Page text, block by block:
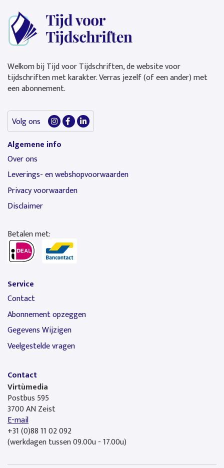
Welkom bij Tijd voor Tijdschriften, de website voor
tijdschriften met karakter. Verras jezelf (of een ander) met
een abonnement.
Volg ons
Algemene info
Over ons
Leverings- en webshopvoorwaarden
Privacy voorwaarden
Disclaimer
Betalen met:
Service
Contact
Abonnement opzeggen
Gegevens Wijzigen
Veelgestelde vragen
Contact
Virtùmedia
Postbus 595
3700 AN Zeist
E-mail
+31 (0)88 11 02 092
(werkdagen tussen 09.00u - 17.00u)